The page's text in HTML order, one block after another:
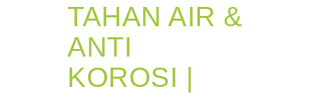
TAHAN AIR &
ANTI
KOROSI |